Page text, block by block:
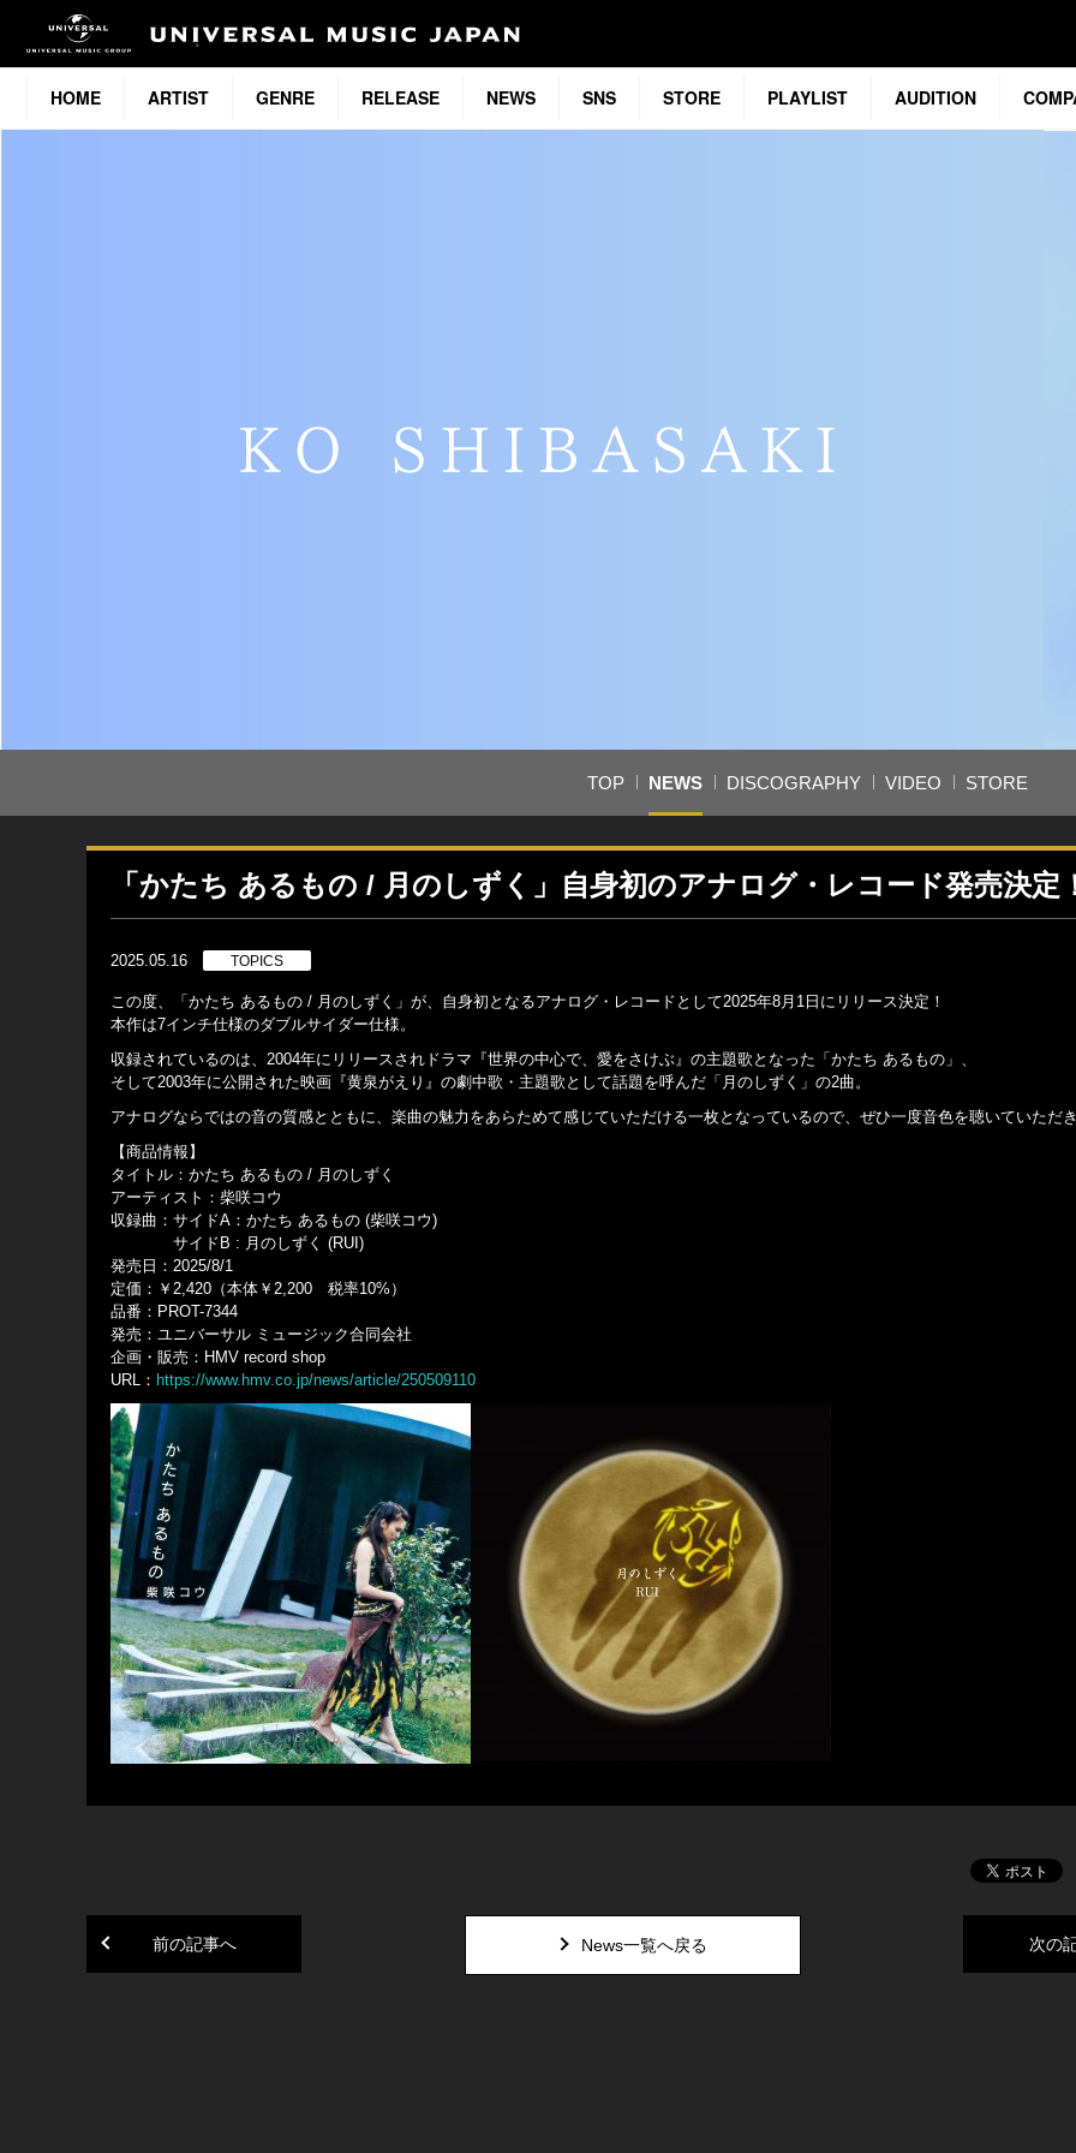
HOME ARTIST GENRE RELEASE NEWS SNS STORE PLAYLIST AUDITION
TOP NEWS DISCOGRAPHY VIDEO STORE
「かたち あるもの / 月のしずく」自身初のアナログ・レコード発売決定
2025.05.16 TOPICS
この度、「かたち あるもの / 月のしずく」が、自身初となるアナログ・レコードとして2025年8月1日にリリース決定！
本作は7インチ仕様のダブルサイダー仕様。
収録されているのは、2004年にリリースされドラマ『世界の中心で、愛をさけぶ』の主題歌となった「かたち あるもの」、
そして2003年に公開された映画『黄泉がえり』の劇中歌・主題歌として話題を呼んだ「月のしずく」の2曲。
アナログならではの音の質感とともに、楽曲の魅力をあらためて感じていただける一枚となっているので、ぜひ一度音色を聴いていただ
【商品情報】
タイトル：かたち あるもの / 月のしずく
アーティスト：柴咲コウ
収録曲：サイドA：かたち あるもの (柴咲コウ)
サイドB : 月のしずく (RUI)
発売日：2025/8/1
定価：￥2,420（本体￥2,200 税率10%）
品番：PROT-7344
発売：ユニバーサル ミュージック合同会社
企画・販売：HMV record shop
URL： https://www.hmv.co.jp/news/article/250509110
前の記事へ 次の
News一覧へ戻る